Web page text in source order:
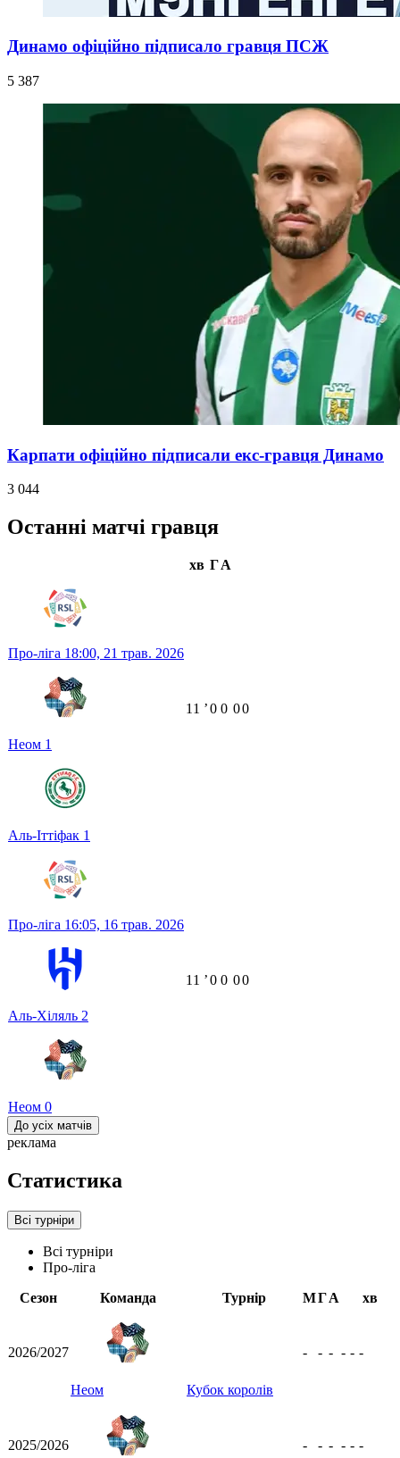
Динамо офіційно підписало гравця ПСЖ
5 387
Карпати офіційно підписали екс-гравця Динамо
3 044
Останні матчі гравця
хв ГА
Про-ліга 18:00, 21 трав. 2026
Неом 1
Аль-Іттіфак 1
11 ʼ0 0 00
Про-ліга 16:05, 16 трав. 2026
Аль-Хіляль 2
Неом 0
11 ʼ0 0 00
До усіх матчів
реклама
Статистика
Всі турніри
Всі турніри
Про-ліга
Сезон
Команда Турнір МГА хв
2026/2027
Неом Кубок королів
- - - - - -
2025/2026 - - - - - -